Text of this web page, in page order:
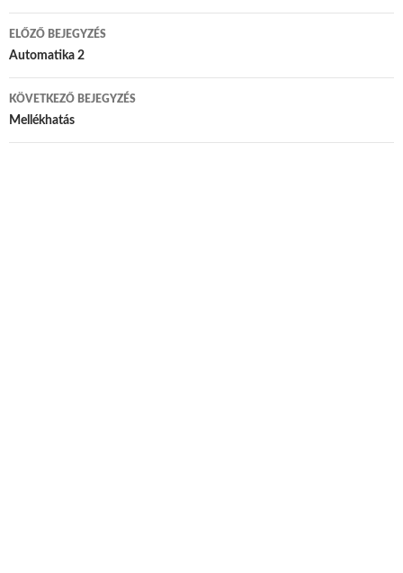
Bejegyzés navigáció
ELŐZŐ BEJEGYZÉS
Automatika 2
KÖVETKEZŐ BEJEGYZÉS
Mellékhatás